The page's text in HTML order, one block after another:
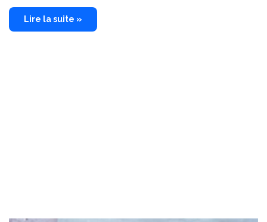
Lire la suite »